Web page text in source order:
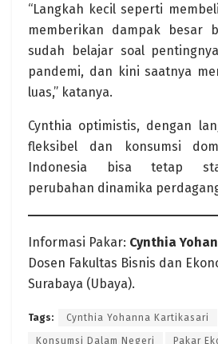
“Langkah kecil seperti
memberikan dampak besar
sudah belajar soal
pandemi, dan kini saatnya
luas,” katanya.
Cynthia optimistis, dengan
fleksibel dan konsumsi
Indonesia bisa tetap
perubahan dinamika
Informasi Pakar: Cynthia
Dosen Fakultas Bisnis dan
Surabaya (Ubaya).
Tags: Cynthia Yohanna Kartikasari
Konsumsi Dalam Negeri Pakar